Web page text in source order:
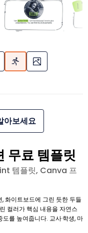
아보세요
무료 템플릿
템플릿, Canva 프
화이트보드에 그린 듯한 두들
컬러가 핵심 내용을 자연스
를 높여줍니다. 교사·학생, 마